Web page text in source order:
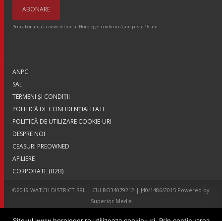
Prin abonarea la newsletter-ul Horologer confirm că am peste 16 ani.
ANPC
SAL
TERMENI ŞI CONDIŢII
POLITICĂ DE CONFIDENȚIALITATE
POLITICĂ DE UTILIZARE COOKIE-URI
DESPRE NOI
CEASURI PREOWNED
AFILIERE
CORPORATE (B2B)
©2019 WATCH DISTRICT SRL | CUI RO34079212 | J40/1486/2015 Powered by
Superior Media